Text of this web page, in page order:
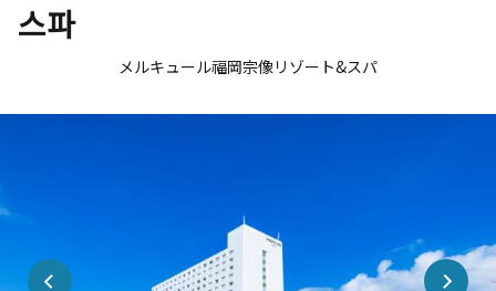
스파
メルキュール福岡宗像リゾート&スパ